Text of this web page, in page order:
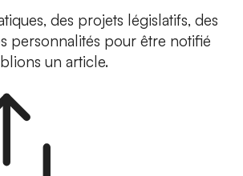
des projets législatifs, des
personnalités pour être notifié
un article.